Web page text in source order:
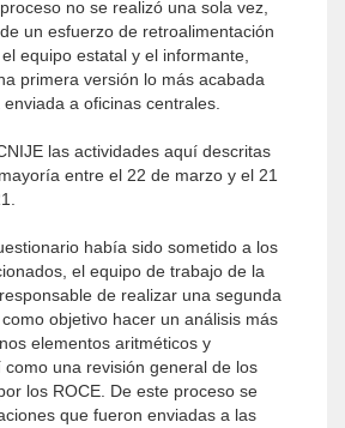
no se realizó una sola vez,
un esfuerzo de retroalimentación
equipo estatal y el informante,
primera versión lo más acabada
a oficinas centrales.
las actividades aquí descritas
entre el 22 de marzo y el 21
había sido sometido a los
el equipo de trabajo de la
de realizar una segunda
objetivo hacer un análisis más
elementos aritméticos y
una revisión general de los
los ROCE. De este proceso se
que fueron enviadas a las